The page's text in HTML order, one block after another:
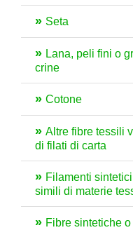
Seta
Lana, peli fini o
crine
Cotone
Altre fibre tessili
di filati di carta
Filamenti
simili di materie
Fibre sintetiche